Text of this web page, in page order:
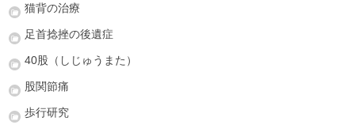
猫背の治療
足首捻挫の後遺症
40股（しじゅうまた）
股関節痛
歩行研究